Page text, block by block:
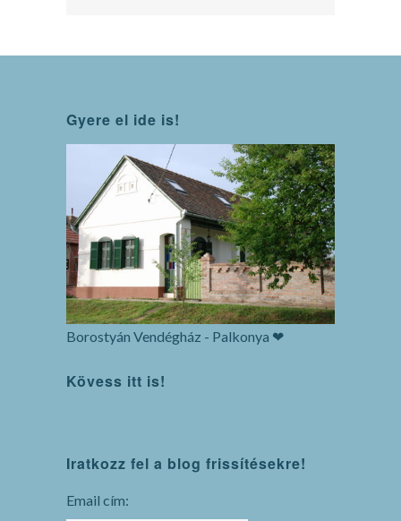
Gyere el ide is!
Borostyán Vendégház - Palkonya ❤
Kövess itt is!
Iratkozz fel a blog frissítésekre!
Email cím: